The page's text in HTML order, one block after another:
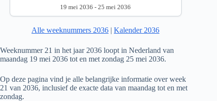
19 mei 2036 - 25 mei 2036
Alle weeknummers 2036 |Kalender 2036
Weeknummer 21 in het jaar 2036 loopt in Nederland van
maandag 19 mei 2036 tot en met zondag 25 mei 2036.
Op deze pagina vind je alle belangrijke informatie over week
21 van 2036, inclusief de exacte data van maandag tot en met
zondag.